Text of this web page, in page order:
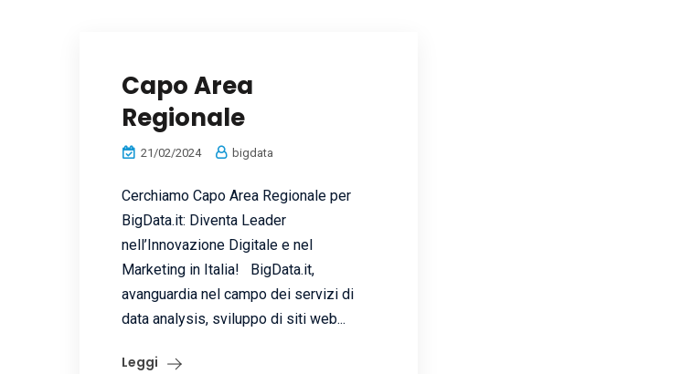
Capo Area
Regionale
21/02/2024 bigdata
Cerchiamo Capo Area Regionale per
BigData.it: Diventa Leader
nell’Innovazione Digitale e nel
Marketing in Italia! BigData.it,
avanguardia nel campo dei servizi di
data analysis, sviluppo di siti web...
Leggi